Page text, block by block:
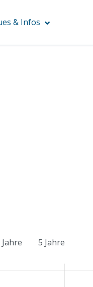
& Infos
Jahre 5 Jahre